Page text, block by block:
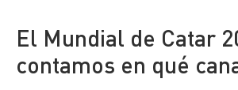
El Mundial de Catar
contamos en qué